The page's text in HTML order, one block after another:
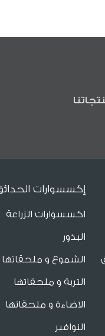
إكسسوارات
اكسسوارات الزراعة
البذور
الشموع و ملحقاتها
التربة و ملحقاتها
الاضاءة و ملحقاتها
النوافير